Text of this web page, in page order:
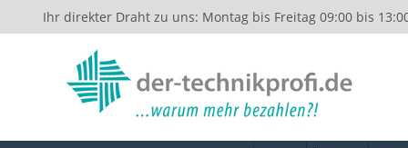
Ihr direkter Draht zu uns: Montag bis Freitag 09:00 bis